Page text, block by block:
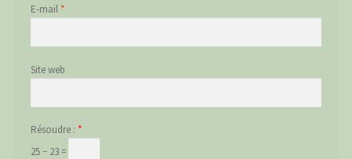
E-mail *
Site web
Résoudre : *
25 − 23 =